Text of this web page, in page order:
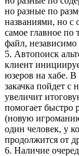
но разные по
названиями, но с
самое главное по
файл, независимо
5. Автопоиск
клиент
юзеров на хабе. В
закачка пойдет с
увеличит
помогает быстро
(новую
один человек, у
продолжится от
6. Наличие